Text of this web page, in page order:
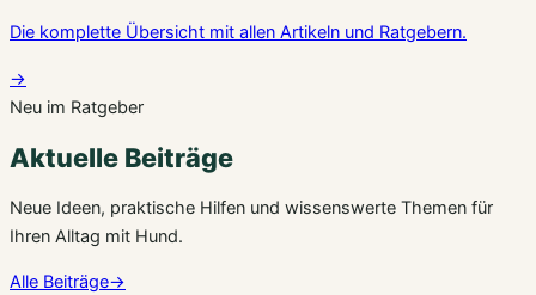
Die komplette Übersicht mit allen Artikeln und Ratgebern.
→
Neu im Ratgeber
Aktuelle Beiträge
Neue Ideen, praktische Hilfen und wissenswerte Themen für
Ihren Alltag mit Hund.
Alle Beiträge→